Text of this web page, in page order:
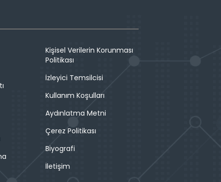
Kişisel Verilerin Korunması
Politikası
İzleyici Temsilcisi
Kullanım Koşulları
Aydınlatma Metni
Çerez Politikası
Biyografi
İletişim